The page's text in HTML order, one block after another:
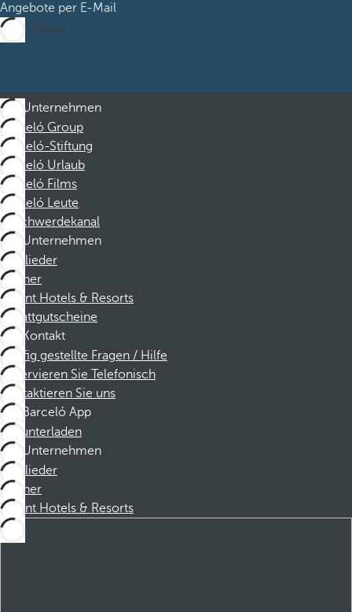
Angebote per E-Mail
Abonnieren
Unternehmen
Barceló Group
Barceló-Stiftung
Barceló Urlaub
Barceló Films
Barceló Leute
Beschwerdekanal
Unternehmen
Mitglieder
Partner
Dorint Hotels & Resorts
Rabattgutscheine
Kontakt
Häufig gestellte Fragen / Hilfe
Reservieren Sie Telefonisch
Kontaktieren Sie uns
Barceló App
Herunterladen
Unternehmen
Mitglieder
Partner
Dorint Hotels & Resorts